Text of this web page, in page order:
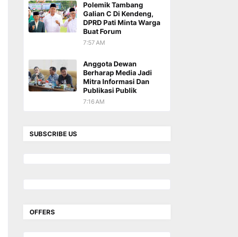
Polemik Tambang
Galian C Di Kendeng,
DPRD Pati Minta Warga
Buat Forum
7:57 AM
Anggota Dewan
Berharap Media Jadi
Mitra Informasi Dan
Publikasi Publik
7:16 AM
SUBSCRIBE US
OFFERS